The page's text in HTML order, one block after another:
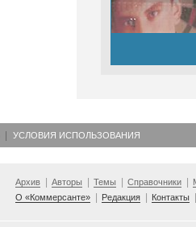
УСЛОВИЯ ИСПОЛЬЗОВАНИЯ
Архив Авторы Темы Справочники
О «Коммерсанте»
Редакция Контакты